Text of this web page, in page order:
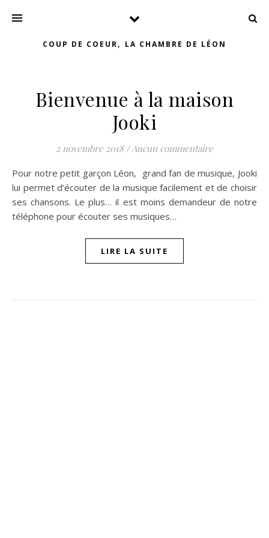
COUP DE COEUR, LA CHAMBRE DE LÉON
Bienvenue à la maison
Jooki
2 novembre 2018 /Aucun commentaire
Pour notre petit garçon Léon, grand fan de musique, Jooki
lui permet d’écouter de la musique facilement et de choisir
ses chansons. Le plus… il est moins demandeur de notre
téléphone pour écouter ses musiques…
LIRE LA SUITE